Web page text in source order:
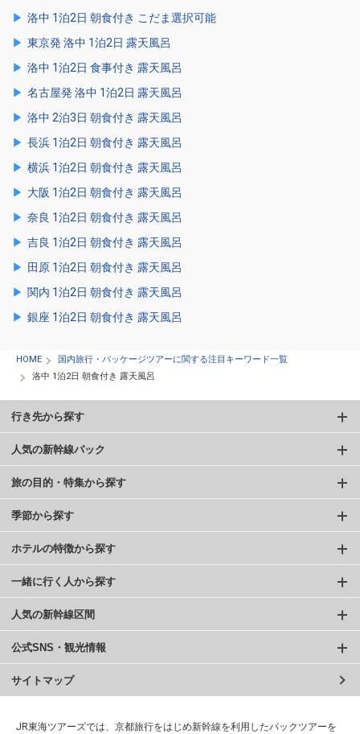
洛中 1泊2日 朝食付き こだま選択可能
東京発 洛中 1泊2日 露天風呂
洛中 1泊2日 食事付き 露天風呂
名古屋発 洛中 1泊2日 露天風呂
洛中 2泊3日 朝食付き 露天風呂
長浜 1泊2日 朝食付き 露天風呂
横浜 1泊2日 朝食付き 露天風呂
大阪 1泊2日 朝食付き 露天風呂
奈良 1泊2日 朝食付き 露天風呂
吉良 1泊2日 朝食付き 露天風呂
田原 1泊2日 朝食付き 露天風呂
関内 1泊2日 朝食付き 露天風呂
銀座 1泊2日 朝食付き 露天風呂
HOME
国内旅行・パッケージツアーに関する注目キーワード一覧
洛中 1泊2日 朝食付き 露天風呂
行き先から探す
人気の新幹線パック
旅の目的・特集から探す
季節から探す
ホテルの特徴から探す
一緒に行く人から探す
人気の新幹線区間
公式SNS・観光情報
サイトマップ
JR東海ツアーズでは、京都旅行をはじめ新幹線を利用したパックツアーを